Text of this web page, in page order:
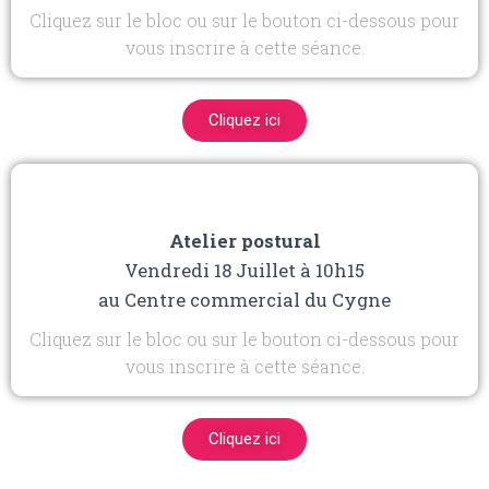
Cliquez sur le bloc ou sur le bouton ci-dessous pour
vous inscrire à cette séance.
Cliquez ici
Atelier postural
Vendredi 18 Juillet à 10h15
au Centre commercial du Cygne
Cliquez sur le bloc ou sur le bouton ci-dessous pour
vous inscrire à cette séance.
Cliquez ici